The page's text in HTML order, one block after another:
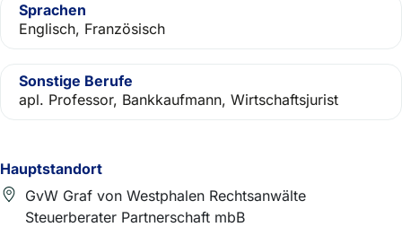
Hauptstandort
GvW Graf von Westphalen Rechtsanwälte
Steuerberater Partnerschaft mbB
Sprachen
Englisch, Französisch
Sonstige Berufe
apl. Professor, Bankkaufmann, Wirtschaftsjurist